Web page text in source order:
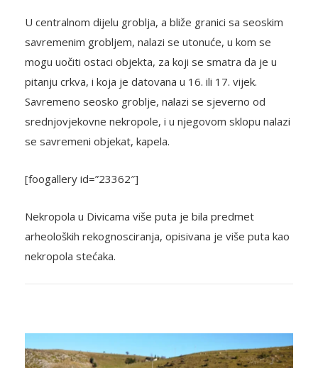
U centralnom dijelu groblja, a bliže granici sa seoskim
savremenim grobljem, nalazi se utonuće, u kom se
mogu uočiti ostaci objekta, za koji se smatra da je u
pitanju crkva, i koja je datovana u 16. ili 17. vijek.
Savremeno seosko groblje, nalazi se sjeverno od
srednjovjekovne nekropole, i u njegovom sklopu nalazi
se savremeni objekat, kapela.
[foogallery id=”23362″]
Nekropola u Divicama više puta je bila predmet
arheoloških rekognosciranja, opisivana je više puta kao
nekropola stećaka.